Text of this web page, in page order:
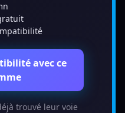
avec ce
trouvé leur voie